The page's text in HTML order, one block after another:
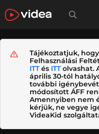
Tájékoztatjuk,
Felhasználási
ITTés ITTolvashat.
április 30-tól
további
módosított ÁFF
Amennyiben nem
kérjük, ne vegye
VideaKid